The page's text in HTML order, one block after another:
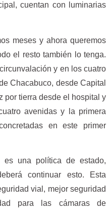
cuentan con luminarias
meses y ahora queremos
el resto también lo tenga.
y en los cuatro
Chacabuco, desde Capital
por tierra desde el hospital y
avenidas y la primera
en este primer
es una política de estado,
continuar esto. Esta
vial, mejor seguridad
para las cámaras de